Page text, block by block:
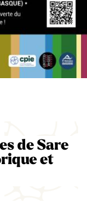
de Sare
et